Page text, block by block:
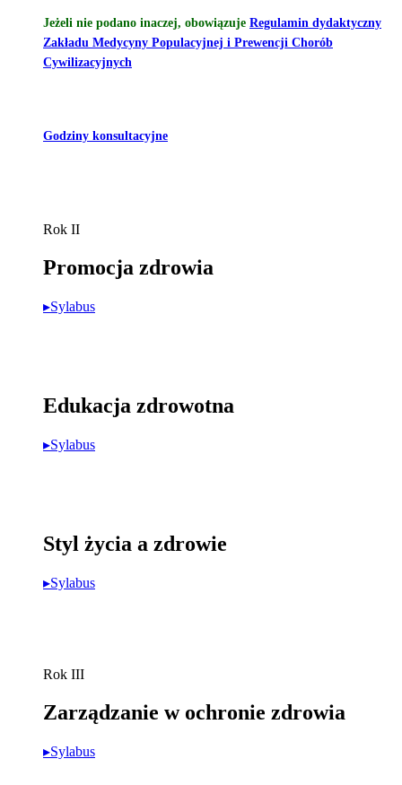
Jeżeli nie podano inaczej, obowiązuje Regulamin dydaktyczny
Zakładu Medycyny Populacyjnej i Prewencji Chorób
Cywilizacyjnych
Godziny konsultacyjne
Rok II
Promocja zdrowia
▸Sylabus
Edukacja zdrowotna
▸Sylabus
Styl życia a zdrowie
▸Sylabus
Rok III
Zarządzanie w ochronie zdrowia
▸Sylabus